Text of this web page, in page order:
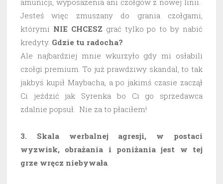
amunicji, wyposażenia ani czołgów z nowej linii.
Jesteś więc zmuszany do grania czołgami,
którymi NIE CHCESZ grać tylko po to by nabić
kredyty. Gdzie tu radocha?
Ale najbardziej mnie wkurzyło gdy mi osłabili
czołgi premium. To już prawdziwy skandal, to tak
jakbyś kupił Maybacha, a po jakimś czasie zaczął
Ci jeździć jak Syrenka bo Ci go sprzedawca
zdalnie popsuł. Nie za to płaciłem!
3. Skala werbalnej agresji, w postaci
wyzwisk, obrażania i poniżania jest w tej
grze wręcz niebywała.